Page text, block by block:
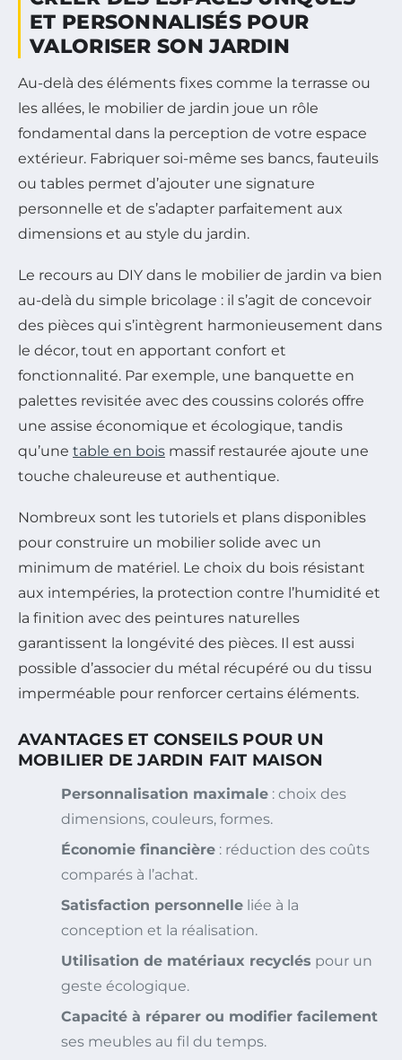
ET PERSONNALISÉS POUR
VALORISER SON JARDIN
Au-delà des éléments fixes comme la terrasse ou
les allées, le mobilier de jardin joue un rôle
fondamental dans la perception de votre espace
extérieur. Fabriquer soi-même ses bancs, fauteuils
ou tables permet d’ajouter une signature
personnelle et de s’adapter parfaitement aux
dimensions et au style du jardin.
Le recours au DIY dans le mobilier de jardin va bien
au-delà du simple bricolage : il s’agit de concevoir
des pièces qui s’intègrent harmonieusement dans
le décor, tout en apportant confort et
fonctionnalité. Par exemple, une banquette en
palettes revisitée avec des coussins colorés offre
une assise économique et écologique, tandis
qu’une table en bois massif restaurée ajoute une
touche chaleureuse et authentique.
Nombreux sont les tutoriels et plans disponibles
pour construire un mobilier solide avec un
minimum de matériel. Le choix du bois résistant
aux intempéries, la protection contre l’humidité et
la finition avec des peintures naturelles
garantissent la longévité des pièces. Il est aussi
possible d’associer du métal récupéré ou du tissu
imperméable pour renforcer certains éléments.
AVANTAGES ET CONSEILS POUR UN
MOBILIER DE JARDIN FAIT MAISON
Personnalisation maximale : choix des
dimensions, couleurs, formes.
Économie financière : réduction des coûts
comparés à l’achat.
Satisfaction personnelle liée à la
conception et la réalisation.
Utilisation de matériaux recyclés pour un
geste écologique.
Capacité à réparer ou modifier facilement
ses meubles au fil du temps.